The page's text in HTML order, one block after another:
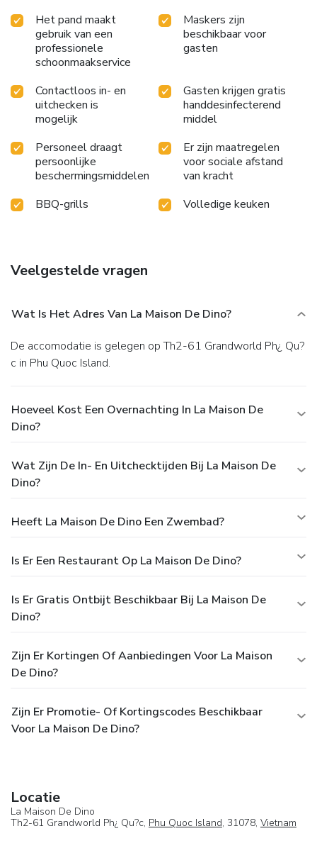
Het pand maakt
gebruik van een
professionele
schoonmaakservice
Maskers zijn
beschikbaar voor
gasten
Contactloos in- en
uitchecken is
mogelijk
Gasten krijgen gratis
handdesinfecterend
middel
Personeel draagt
persoonlijke
beschermingsmiddelen
Er zijn maatregelen
voor sociale afstand
van kracht
BBQ-grills
Volledige keuken
Veelgestelde vragen
Wat Is Het Adres Van La Maison De Dino?
De accomodatie is gelegen op Th2-61 Grandworld Ph¿ Qu?
c in Phu Quoc Island.
Hoeveel Kost Een Overnachting In La Maison De
Dino?
Wat Zijn De In- En Uitchecktijden Bij La Maison De
Dino?
Heeft La Maison De Dino Een Zwembad?
Is Er Een Restaurant Op La Maison De Dino?
Is Er Gratis Ontbijt Beschikbaar Bij La Maison De
Dino?
Zijn Er Kortingen Of Aanbiedingen Voor La Maison
De Dino?
Zijn Er Promotie- Of Kortingscodes Beschikbaar
Voor La Maison De Dino?
Locatie
La Maison De Dino
Th2-61 Grandworld Ph¿ Qu?c, Phu Quoc Island, 31078, Vietnam